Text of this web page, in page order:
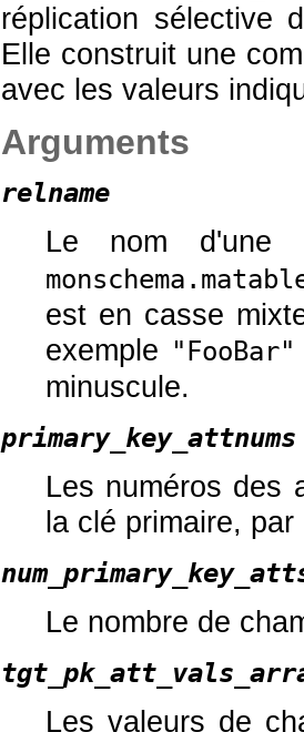
réplication sélective
Elle construit une
avec les valeurs
Arguments
relname
Le nom d'une
est en casse
exemple "FooBar"
minuscule.
primary_key_attnums
Les numéros des
la clé primaire,
Le nombre de
Les valeurs de